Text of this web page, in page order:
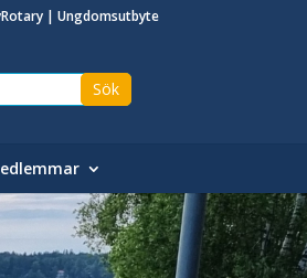
| Ungdomsutbyte